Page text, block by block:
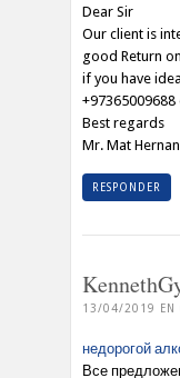
Dear Sir
Our client is
good Return
if you have
+97365009688
Best regards
Mr. Mat
RESPONDER
13/04/2019 EN
недорогой
Все